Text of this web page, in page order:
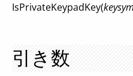
IsPrivateKeypadKey(keysym
引き数